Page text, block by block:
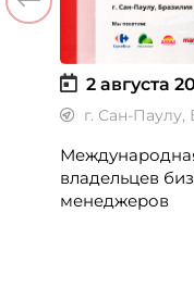
2 августа
г. Сан-Паулу,
владельцев
менеджеров